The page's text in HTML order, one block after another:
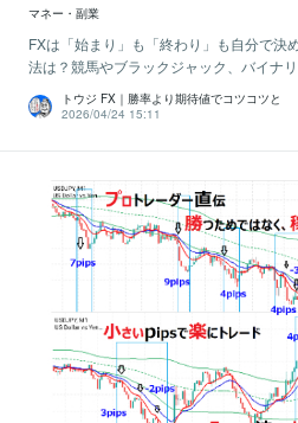
マネー・副業
FXは「始まり」も「終わり」も自分で決
法は？競馬やブラックジャック、バイナ
トウジ FX｜勝率より期待値でコツコツと
2026/04/24 15:11